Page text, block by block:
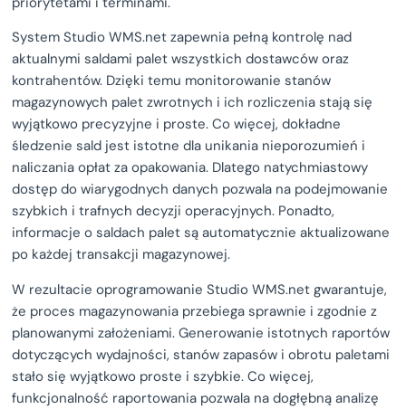
System Studio WMS.net zapewnia pełną kontrolę nad
aktualnymi saldami palet wszystkich dostawców oraz
kontrahentów. Dzięki temu monitorowanie stanów
magazynowych palet zwrotnych i ich rozliczenia stają się
wyjątkowo precyzyjne i proste. Co więcej, dokładne
śledzenie sald jest istotne dla unikania nieporozumień i
naliczania opłat za opakowania. Dlatego natychmiastowy
dostęp do wiarygodnych danych pozwala na podejmowanie
szybkich i trafnych decyzji operacyjnych. Ponadto,
informacje o saldach palet są automatycznie aktualizowane
po każdej transakcji magazynowej.
W rezultacie oprogramowanie Studio WMS.net gwarantuje,
że proces magazynowania przebiega sprawnie i zgodnie z
planowanymi założeniami. Generowanie istotnych raportów
dotyczących wydajności, stanów zapasów i obrotu paletami
stało się wyjątkowo proste i szybkie. Co więcej,
funkcjonalność raportowania pozwala na dogłębną analizę